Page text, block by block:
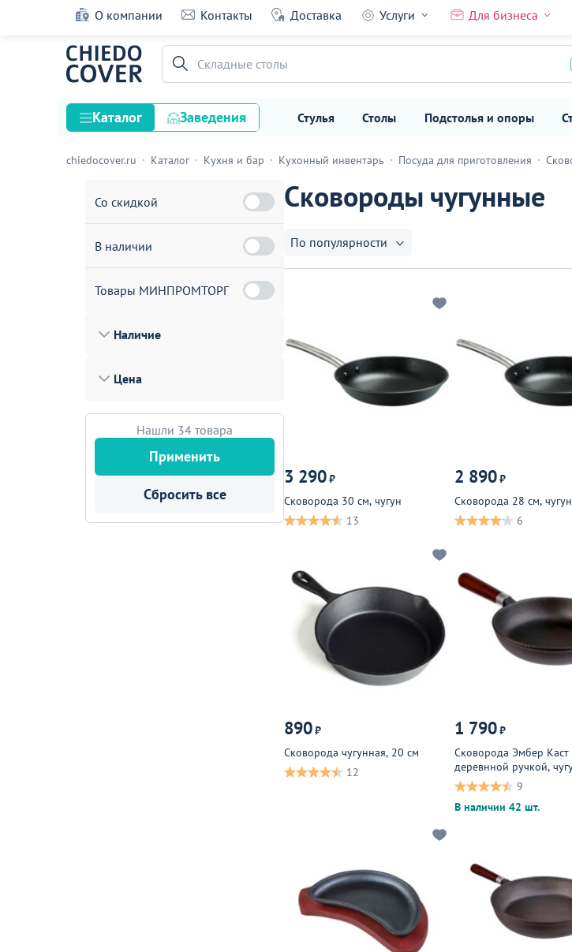
О компании Контакты Доставка Услуги Для бизнеса
Офисные стулья
Каталог Заведения Стулья Столы Подстолья и опоры
Стулья
Столешницы
Диваны
Мебель для хранения
Комплектующие
chiedocover.ru Каталог Кухня и бар Кухонный инвентарь Посуда для приготовления
Сковороды чугунные
По популярности
3 290₽
Сковорода 30 см, чугун
13
2 890₽
Сковорода 28 см, чугун
6
890₽
Сковорода чугунная, 20 см
12
1 790₽
Сковорода Эмбер Каст
деревнной ручкой,
9
В наличии 42 шт.
Со скидкой
В наличии
Товары МИНПРОМТОРГ
Наличие
Цена
Нашли 34 товара
Применить
Сбросить все